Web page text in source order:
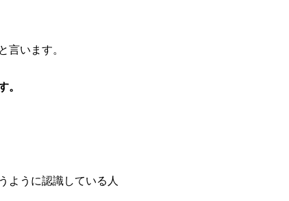
言います。
。
ように認識している人